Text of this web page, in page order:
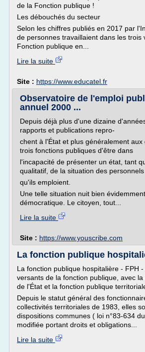
de la Fonction publique !
Les débouchés du secteur
Selon les chiffres publiés en 2017 par
de personnes travaillaient dans les trois
Fonction publique en...
Lire la suite
Site : https://www.educatel.fr
Observatoire de l'emploi
annuel 2000 ...
Depuis déjà plus d'une dizaine
rapports et publications repro-
chent à l'État et plus généralement aux
trois fonctions publiques d'être dans
l'incapacité de présenter un état, tant
qualitatif, de la situation des personnels
qu'ils emploient.
Une telle situation nuit bien
démocratique. Le citoyen, tout...
Lire la suite
Site : https://www.youscribe.com
La fonction publique
La fonction publique hospitalière - FPH
versants de la fonction publique, avec
de l'État et la fonction publique territoriale
Depuis le statut général des
collectivités territoriales de 1983, elles
dispositions communes ( loi n°83-634
modifiée portant droits et obligations...
Lire la suite